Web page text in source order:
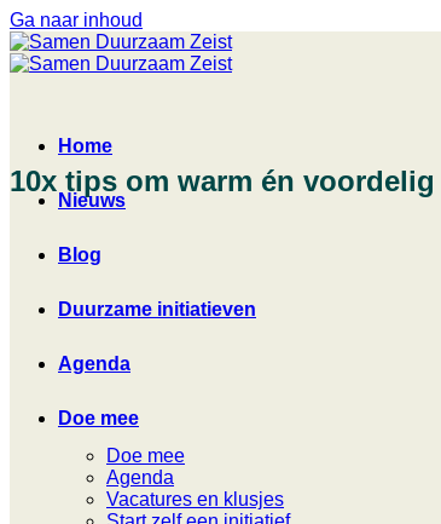
Ga naar inhoud
Home
Nieuws
Blog
Duurzame initiatieven
Agenda
Doe mee
Doe mee
Agenda
Vacatures en klusjes
10x tips om warm én